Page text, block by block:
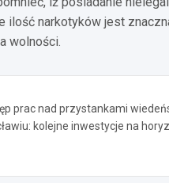
ilość narkotyków jest
wolności.
prac nad przystankami
kolejne inwestycje na